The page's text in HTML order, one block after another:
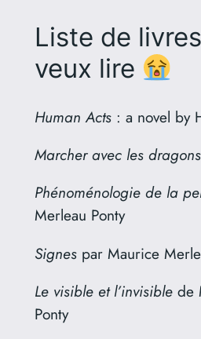
Liste de
veux lire
Human Acts: a novel by
Marcher avec les dragons
Phénoménologie de la
Merleau Ponty
Signespar Maurice
Le visible et l’invisiblede
Ponty